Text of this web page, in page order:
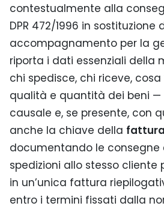
contestualmente alla
DPR 472/1996 in sostituzione
accompagnamento per la
riporta i dati essenziali della
chi spedisce, chi riceve,
qualità e quantità dei beni —
causale e, se presente, con
anche la chiave della
documentando le consegne
spedizioni allo stesso cliente
in un’unica fattura
entro i termini fissati dalla